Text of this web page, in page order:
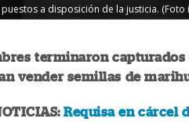
a disposición de la justicia. (Foto
terminaron capturados
vender semillas de
Requisa en cárcel